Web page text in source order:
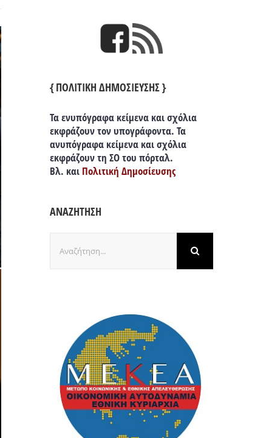
{ ΠΟΛΙΤΙΚΗ ΔΗΜΟΣΙΕΥΣΗΣ }
Τα ενυπόγραφα κείμενα και σχόλια
εκφράζουν τον υπογράφοντα. Τα
ανυπόγραφα κείμενα και σχόλια
εκφράζουν τη ΣΟ του πόρταλ.
Βλ. και Πολιτική Δημοσίευσης
ΑΝΑΖΗΤΗΣΗ
για: